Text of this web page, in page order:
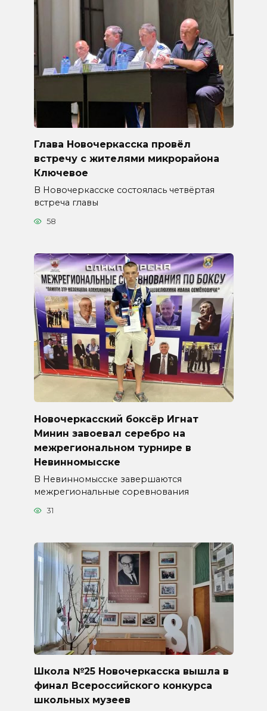
Глава Новочеркасска провёл
встречу с жителями микрорайона
Ключевое
В Новочеркасске состоялась четвёртая
встреча главы
58
Новочеркасский боксёр Игнат
Минин завоевал серебро на
межрегиональном турнире в
Невинномысске
В Невинномысске завершаются
межрегиональные соревнования
31
Школа №25 Новочеркасска вышла в
финал Всероссийского конкурса
школьных музеев